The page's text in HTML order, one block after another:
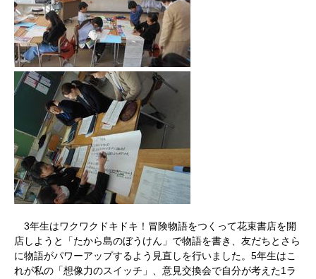
3年生はワクワクドキドキ！冒険物語をつくって花束書店を開
店しようと「たから島のぼうけん」で物語を書き、友だちとさら
に物語がパワーアップするよう見直しを行いました。5年生はこ
れが私の「想像力のスイッチ」、意見交換会で自分が考えた1ラ